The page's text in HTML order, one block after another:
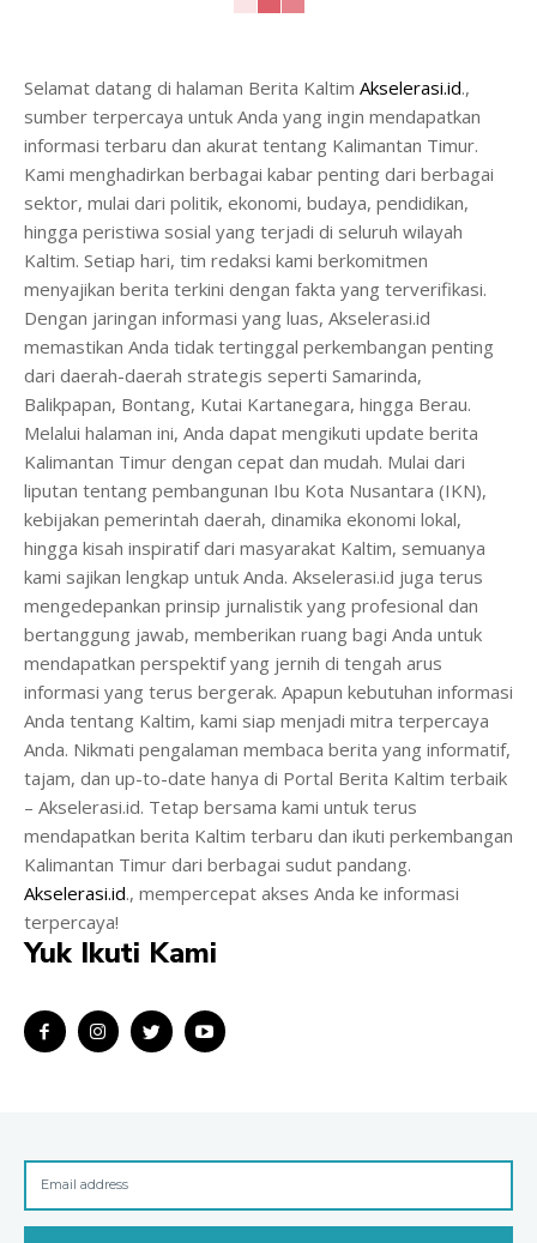
Selamat datang di halaman Berita Kaltim Akselerasi.id.,
sumber terpercaya untuk Anda yang ingin mendapatkan
informasi terbaru dan akurat tentang Kalimantan Timur.
Kami menghadirkan berbagai kabar penting dari berbagai
sektor, mulai dari politik, ekonomi, budaya, pendidikan,
hingga peristiwa sosial yang terjadi di seluruh wilayah
Kaltim. Setiap hari, tim redaksi kami berkomitmen
menyajikan berita terkini dengan fakta yang terverifikasi.
Dengan jaringan informasi yang luas, Akselerasi.id
memastikan Anda tidak tertinggal perkembangan penting
dari daerah-daerah strategis seperti Samarinda,
Balikpapan, Bontang, Kutai Kartanegara, hingga Berau.
Melalui halaman ini, Anda dapat mengikuti update berita
Kalimantan Timur dengan cepat dan mudah. Mulai dari
liputan tentang pembangunan Ibu Kota Nusantara (IKN),
kebijakan pemerintah daerah, dinamika ekonomi lokal,
hingga kisah inspiratif dari masyarakat Kaltim, semuanya
kami sajikan lengkap untuk Anda. Akselerasi.id juga terus
mengedepankan prinsip jurnalistik yang profesional dan
bertanggung jawab, memberikan ruang bagi Anda untuk
mendapatkan perspektif yang jernih di tengah arus
informasi yang terus bergerak. Apapun kebutuhan informasi
Anda tentang Kaltim, kami siap menjadi mitra terpercaya
Anda. Nikmati pengalaman membaca berita yang informatif,
tajam, dan up-to-date hanya di Portal Berita Kaltim terbaik
– Akselerasi.id. Tetap bersama kami untuk terus
mendapatkan berita Kaltim terbaru dan ikuti perkembangan
Kalimantan Timur dari berbagai sudut pandang.
Akselerasi.id., mempercepat akses Anda ke informasi
terpercaya!
Yuk Ikuti Kami